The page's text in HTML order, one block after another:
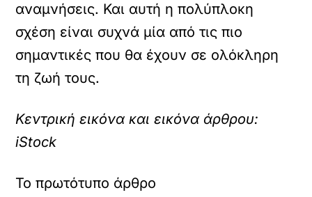
αναμνήσεις. Και αυτή η πολύπλοκη
σχέση είναι συχνά μία από τις πιο
σημαντικές που θα έχουν σε ολόκληρη
τη ζωή τους.
Κεντρική εικόνα και εικόνα άρθρου:
iStock
Το πρωτότυπο άρθρο